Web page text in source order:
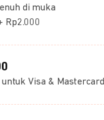
di muka
Rp2.000
Visa & Mastercard